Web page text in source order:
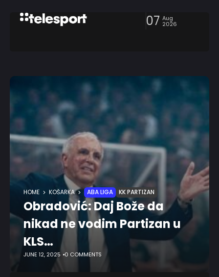
07 Aug
2026
HOME KOŠARKA ABA LIGA KK PARTIZAN
Obradović: Daj Bože da
nikad ne vodim Partizan u
KLS…
JUNE 12, 2025 0 COMMENTS